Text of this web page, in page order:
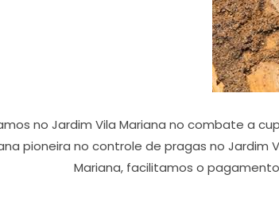
no Jardim Vila Mariana no combate a
pioneira no controle de pragas no Jardim
Mariana, facilitamos o